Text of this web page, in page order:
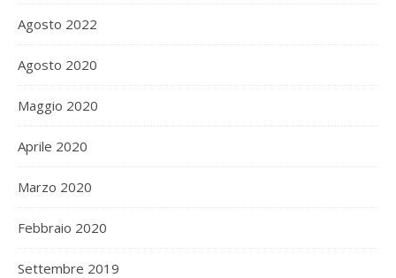
Agosto 2022
Agosto 2020
Maggio 2020
Aprile 2020
Marzo 2020
Febbraio 2020
Settembre 2019